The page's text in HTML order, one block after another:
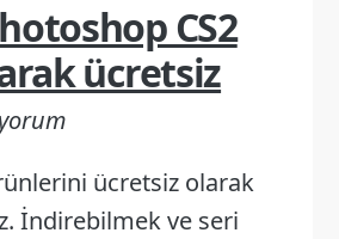
CS2
ücretsiz
ücretsiz olarak
İndirebilmek ve seri